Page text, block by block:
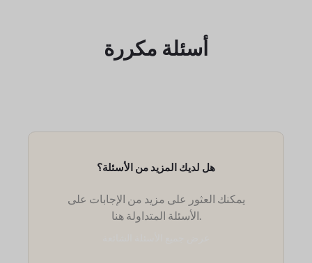
أسئلة مكررة
هل لديك المزيد من الأسئلة؟
يمكنك العثور على مزيد من الإجابات على
الأسئلة المتداولة هنا.